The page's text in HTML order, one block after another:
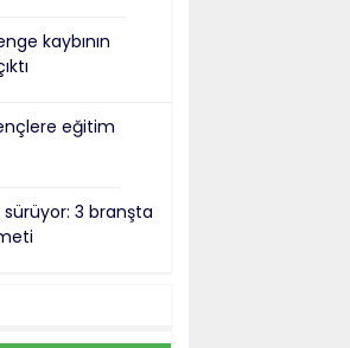
kaybının
eğitim
3 branşta